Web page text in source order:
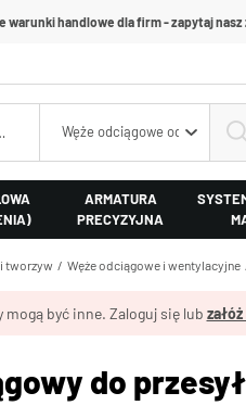
warunki handlowe dla firm - zapytaj
Węże odciągowe odporne na
ARMATURA
PRECYZYJNA
i tworzyw Węże odciągowe i wentylacyjne
mogą być inne. Zaloguj się lub
do